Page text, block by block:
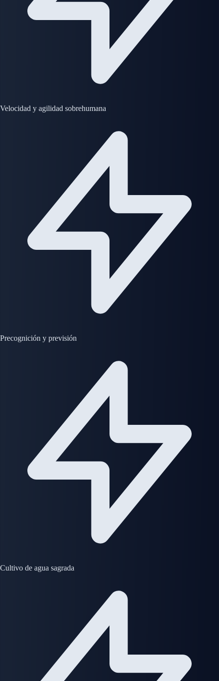
Velocidad y agilidad sobrehumana
Precognición y previsión
Cultivo de agua sagrada